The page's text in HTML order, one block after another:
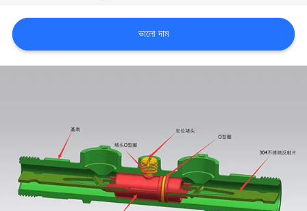
জন্য
আবেদন
PRIVACY
POLICY
ভালো দাম